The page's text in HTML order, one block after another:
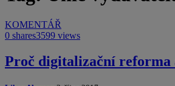
KOMENTÁŘ
0 shares3599 views
Proč digitalizační reforma